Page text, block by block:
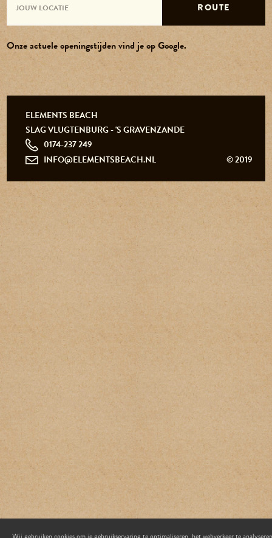
0174-237 249
info@elementsbeach.nl
ROUTE
Onze actuele openingstijden vind je op Google.
ELEMENTS BEACH
SLAG VLUGTENBURG - 'S GRAVENZANDE
0174-237 249
INFO@ELEMENTSBEACH.NL
© 2019